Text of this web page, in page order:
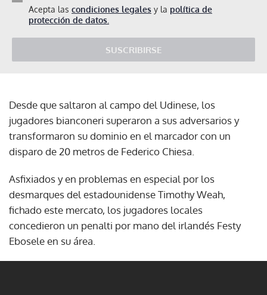
Acepta las condiciones legales y la política de
protección de datos.
SUSCRIBIRSE
Desde que saltaron al campo del Udinese, los
jugadores bianconeri superaron a sus adversarios y
transformaron su dominio en el marcador con un
disparo de 20 metros de Federico Chiesa.
Asfixiados y en problemas en especial por los
desmarques del estadounidense Timothy Weah,
fichado este mercato, los jugadores locales
concedieron un penalti por mano del irlandés Festy
Ebosele en su área.